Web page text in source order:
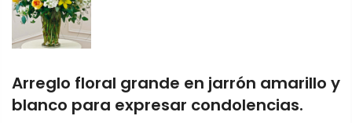
Arreglo floral grande en jarrón amarillo y
blanco para expresar condolencias.